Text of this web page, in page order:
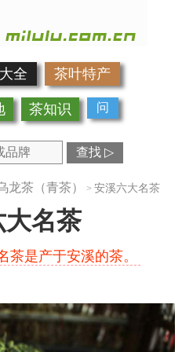
全 茶叶特产
茶知识 问
查找 ▷
龙茶（青茶） > 安溪六大名茶
名茶
茶是产于安溪的茶。